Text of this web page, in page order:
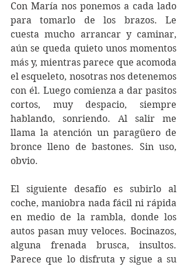
Con María nos ponemos a cada lado
para tomarlo de los brazos. Le
cuesta mucho arrancar y caminar,
aún se queda quieto unos momentos
más y, mientras parece que acomoda
el esqueleto, nosotras nos detenemos
con él. Luego comienza a dar pasitos
cortos, muy despacio, siempre
hablando, sonriendo. Al salir me
llama la atención un paragüero de
bronce lleno de bastones. Sin uso,
obvio.
El siguiente desafío es subirlo al
coche, maniobra nada fácil ni rápida
en medio de la rambla, donde los
autos pasan muy veloces. Bocinazos,
alguna frenada brusca, insultos.
Parece que lo disfruta y sigue a su